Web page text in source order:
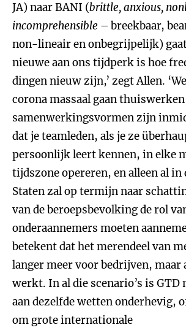
JA) naar BANI (brittle, anxious,
incomprehensible – breekbaar,
non-lineair en onbegrijpelijk)
nieuwe aan ons tijdperk is hoe
dingen nieuw zijn,’ zegt Allen.
corona massaal gaan
samenwerkingsvormen zijn
dat je teamleden, als je ze
persoonlijk leert kennen, in elke
tijdszone opereren, en alleen al in
Staten zal op termijn naar
van de beroepsbevolking de rol
onderaannemers moeten
betekent dat het merendeel van
langer meer voor bedrijven, maar
werkt. In al die scenario’s is GTD
aan dezelfde wetten onderhevig,
om grote internationale